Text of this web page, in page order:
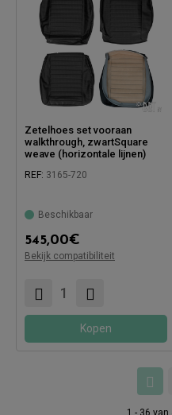
Zetelhoes set vooraan
walkthrough, zwartSquare
weave (horizontale lijnen)
REF: 3165-720
Beschikbaar
545,00€
Bekijk compatibiliteit
Kopen
1 - 36